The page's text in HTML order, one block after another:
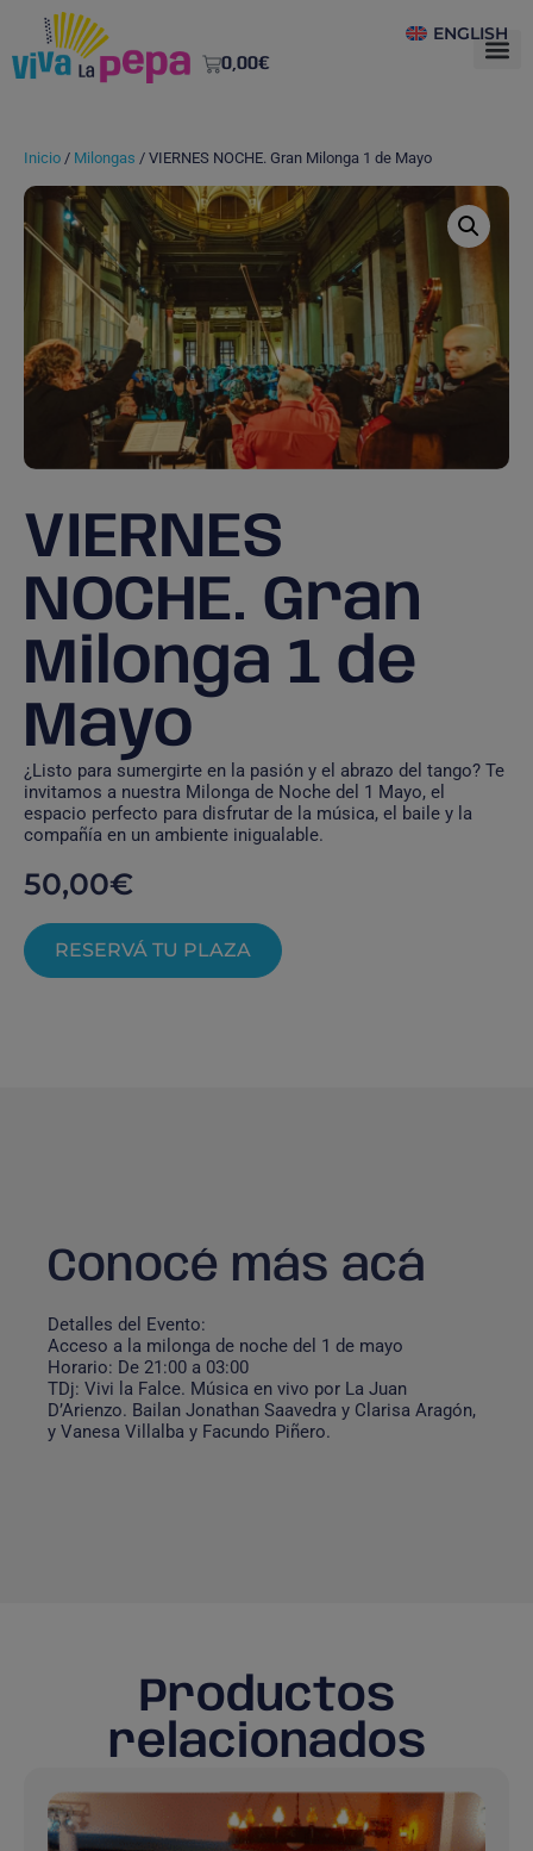
ENGLISH
0,00€
Inicio / Milongas / VIERNES NOCHE. Gran Milonga 1 de Mayo
VIERNES
NOCHE. Gran
Milonga 1 de
Mayo
¿Listo para sumergirte en la pasión y el abrazo del tango? Te
invitamos a nuestra Milonga de Noche del 1 Mayo, el
espacio perfecto para disfrutar de la música, el baile y la
compañía en un ambiente inigualable.
50,00€
RESERVÁ TU PLAZA
Conocé más acá
Detalles del Evento:
Acceso a la milonga de noche del 1 de mayo
Horario: De 21:00 a 03:00
TDj: Vivi la Falce. Música en vivo por La Juan
D’Arienzo. Bailan Jonathan Saavedra y Clarisa Aragón,
y Vanesa Villalba y Facundo Piñero.
Productos
relacionados